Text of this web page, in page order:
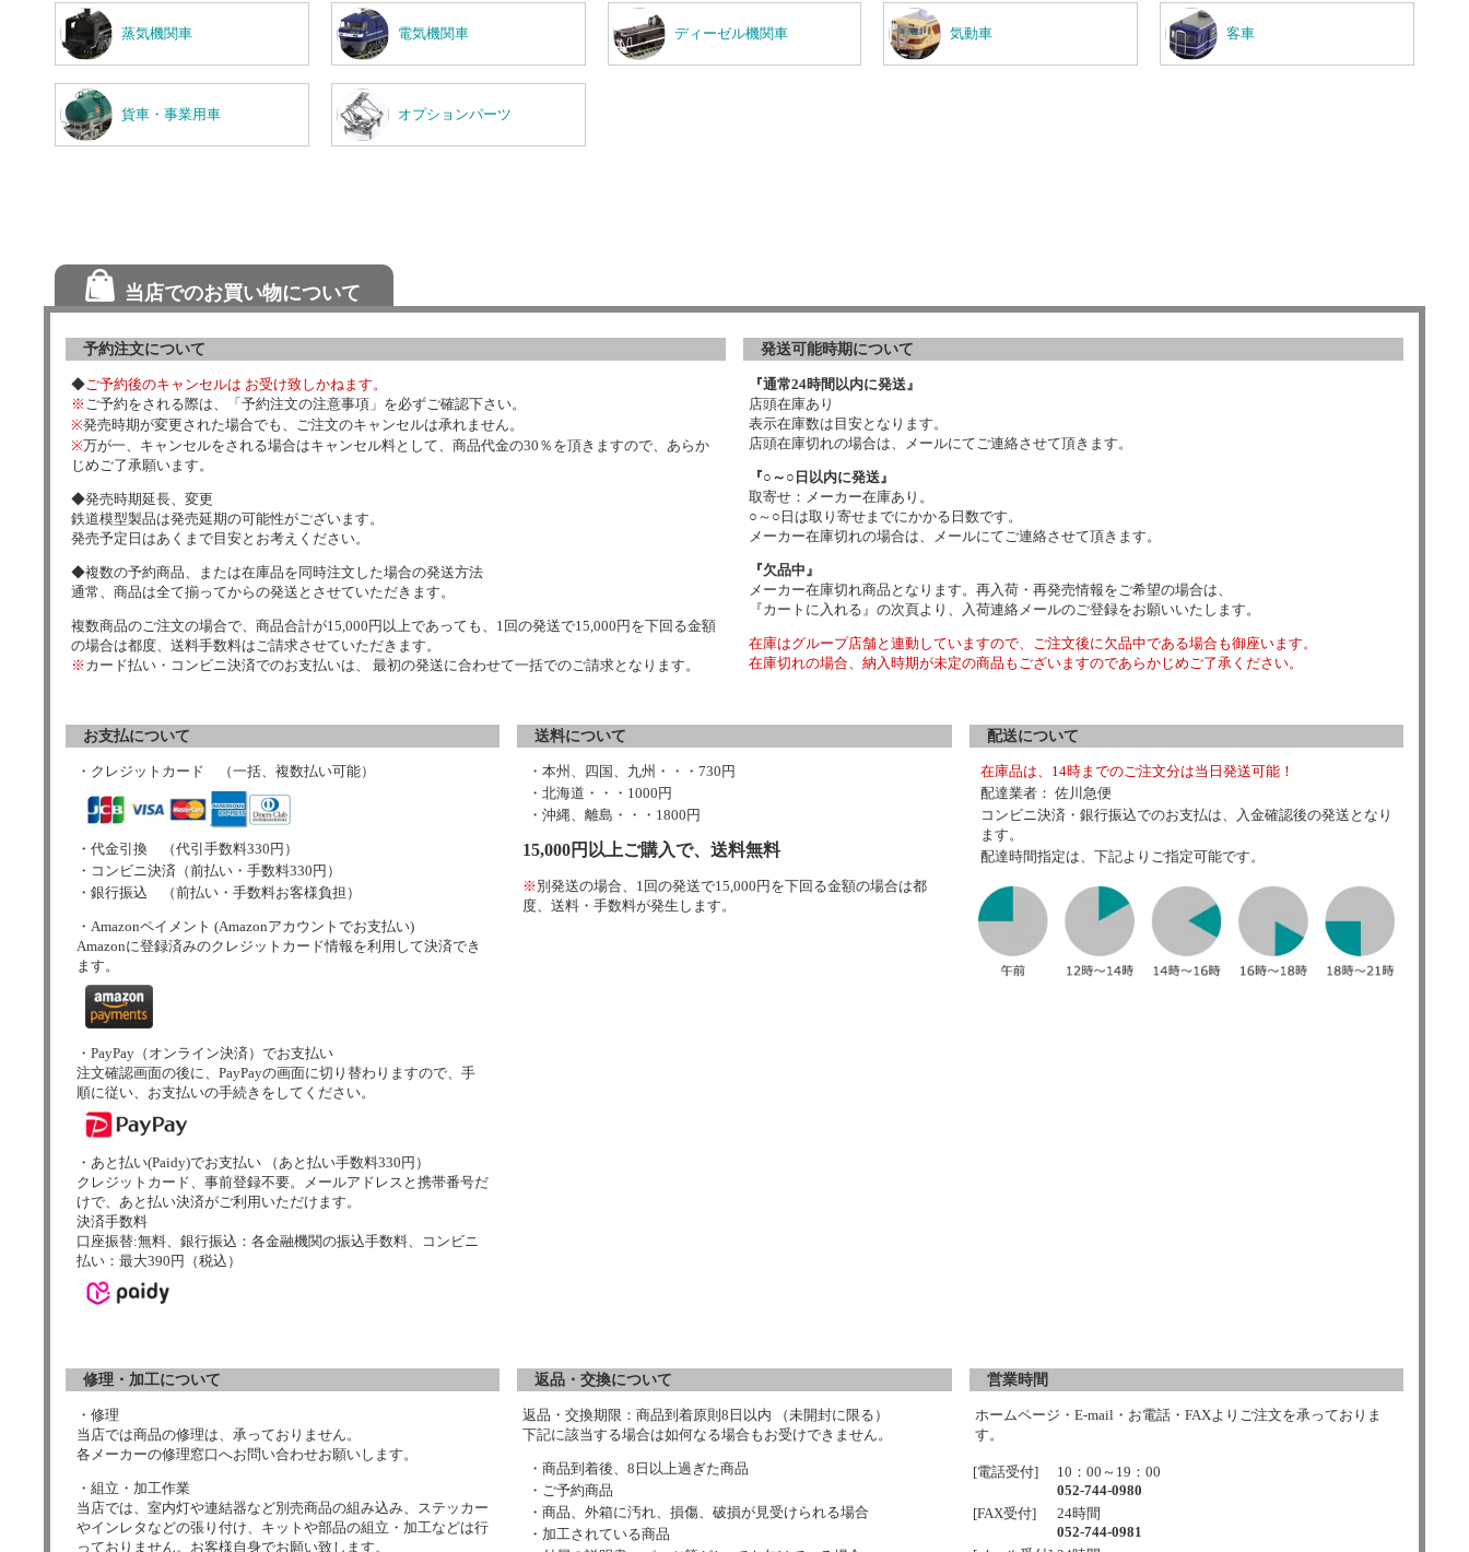
蒸気機関車 電気機関車 ディーゼル機関車 気動車 客車
貨車・事業用車 オプションパーツ
当店でのお買い物について
予約注文について
◆ご予約後のキャンセルは お受け致しかねます。
※ ご予約をされる際は、「予約注文の注意事項」を必ずご確認下さい。
※発売時期が変更された場合でも、ご注文のキャンセルは承れません。
※万が一、キャンセルをされる場合はキャンセル料として、商品代金の30％を頂きますので、あらか
じめご了承願います。
◆発売時期延長、変更
鉄道模型製品は発売延期の可能性がございます。
発売予定日はあくまで目安とお考えください。
◆複数の予約商品、または在庫品を同時注文した場合の発送方法
通常、商品は全て揃ってからの発送とさせていただきます。
複数商品のご注文の場合で、商品合計が15,000円以上であっても、1回の発送で15,000円を下回る金額
の場合は都度、送料手数料はご請求させていただきます。
※ カード払い・コンビニ決済でのお支払いは、 最初の発送に合わせて一括でのご請求となります。
発送可能時期について
『通常24時間以内に発送』
店頭在庫あり
表示在庫数は目安となります。
店頭在庫切れの場合は、メールにてご連絡させて頂きます。
『○～○日以内に発送』
取寄せ：メーカー在庫あり。
○～○日は取り寄せまでにかかる日数です。
メーカー在庫切れの場合は、メールにてご連絡させて頂きます。
『欠品中』
メーカー在庫切れ商品となります。再入荷・再発売情報をご希望の場合は、
『カートに入れる』の次頁より、入荷連絡メールのご登録をお願いいたします。
在庫はグループ店舗と連動していますので、ご注文後に欠品中である場合も御座います。
在庫切れの場合、納入時期が未定の商品もございますのであらかじめご了承ください。
お支払について
・クレジットカード （一括、複数払い可能）
・代金引換 （代引手数料330円）
・コンビニ決済（前払い・手数料330円）
・銀行振込 （前払い・手数料お客様負担）
・Amazonペイメント (Amazonアカウントでお支払い)
Amazonに登録済みのクレジットカード情報を利用して決済でき
ます。
・PayPay（オンライン決済）でお支払い
注文確認画面の後に、PayPayの画面に切り替わりますので、手
順に従い、お支払いの手続きをしてください。
・あと払い(Paidy)でお支払い （あと払い手数料330円）
クレジットカード、事前登録不要。メールアドレスと携帯番号だ
けで、あと払い決済がご利用いただけます。
決済手数料
口座振替:無料、銀行振込：各金融機関の振込手数料、コンビニ
払い：最大390円（税込）
送料について
・本州、四国、九州・・・730円
・北海道・・・1000円
・沖縄、離島・・・1800円
15,000円以上ご購入で、送料無料
※ 別発送の場合、1回の発送で15,000円を下回る金額の場合は都
度、送料・手数料が発生します。
配送について
在庫品は、14時までのご注文分は当日発送可能！
配達業者： 佐川急便
コンビニ決済・銀行振込でのお支払は、入金確認後の発送となり
ます。
配達時間指定は、下記よりご指定可能です。
修理・加工について
・修理
当店では商品の修理は、承っておりません。
各メーカーの修理窓口へお問い合わせお願いします。
・組立・加工作業
当店では、室内灯や連結器など別売商品の組み込み、ステッカー
やインレタなどの張り付け、キットや部品の組立・加工などは行
っておりません。お客様自身でお願い致します。
返品・交換について
返品・交換期限：商品到着原則8日以内 （未開封に限る）
下記に該当する場合は如何なる場合もお受けできません。
・商品到着後、8日以上過ぎた商品
・ご予約商品
・商品、外箱に汚れ、損傷、破損が見受けられる場合
・加工されている商品
営業時間
ホームページ・E-mail・お電話・FAXよりご注文を承っておりま
す。
[電話受付]
10：00～19：00
052-744-0980
[FAX受付]
24時間
052-744-0981